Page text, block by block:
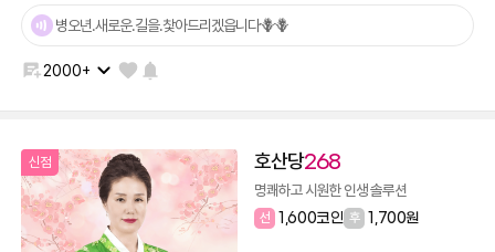
병오년.새로운.길을.찿아드리겠읍니다🪻🪻
2000+
신점 호산당268
명쾌하고 시원한 인생 솔루션
선 1,600코인 후 1,700원